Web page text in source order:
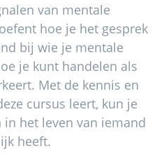
van mentale
hoe je het gesprek
bij wie je mentale
je kunt handelen als
Met de kennis en
cursus leert, kun je
het leven van iemand
heeft.